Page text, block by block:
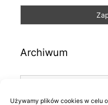
Używamy plików cookies w celu
Archiwum
Archiwum